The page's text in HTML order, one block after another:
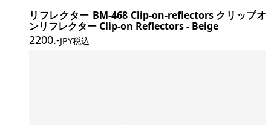
リフレクター BM-468 Clip-on-reflectors クリップオ
ンリフレクター Clip-on Reflectors - Beige
2200.-JPY税込